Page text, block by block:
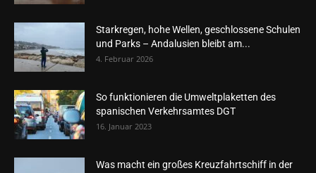
Starkregen, hohe Wellen, geschlossene Schulen
und Parks – Andalusien bleibt am...
4. Februar 2026
So funktionieren die Umweltplaketten des
spanischen Verkehrsamtes DGT
16. Januar 2023
Was macht ein großes Kreuzfahrtschiff in der